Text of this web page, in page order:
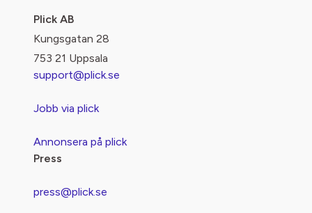
Plick AB
Kungsgatan 28
753 21 Uppsala
support@plick.se
Jobb via plick
Annonsera på plick
Press
press@plick.se